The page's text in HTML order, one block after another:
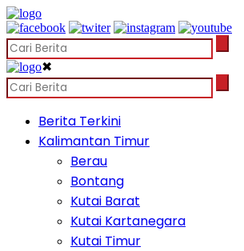
✖
Berita Terkini
Kalimantan Timur
Berau
Bontang
Kutai Barat
Kutai Kartanegara
Kutai Timur